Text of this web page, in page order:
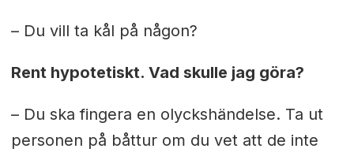
– Du vill ta kål på någon?
Rent hypotetiskt. Vad skulle jag göra?
– Du ska fingera en olyckshändelse. Ta ut
personen på båttur om du vet att de inte